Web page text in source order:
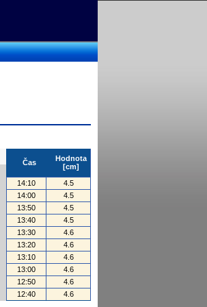
Čas
Hodnota
[cm]
14:10
4.5
14:00
4.5
13:50
4.5
13:40
4.5
13:30
4.6
13:20
4.6
13:10
4.6
13:00
4.6
12:50
4.6
12:40
4.6